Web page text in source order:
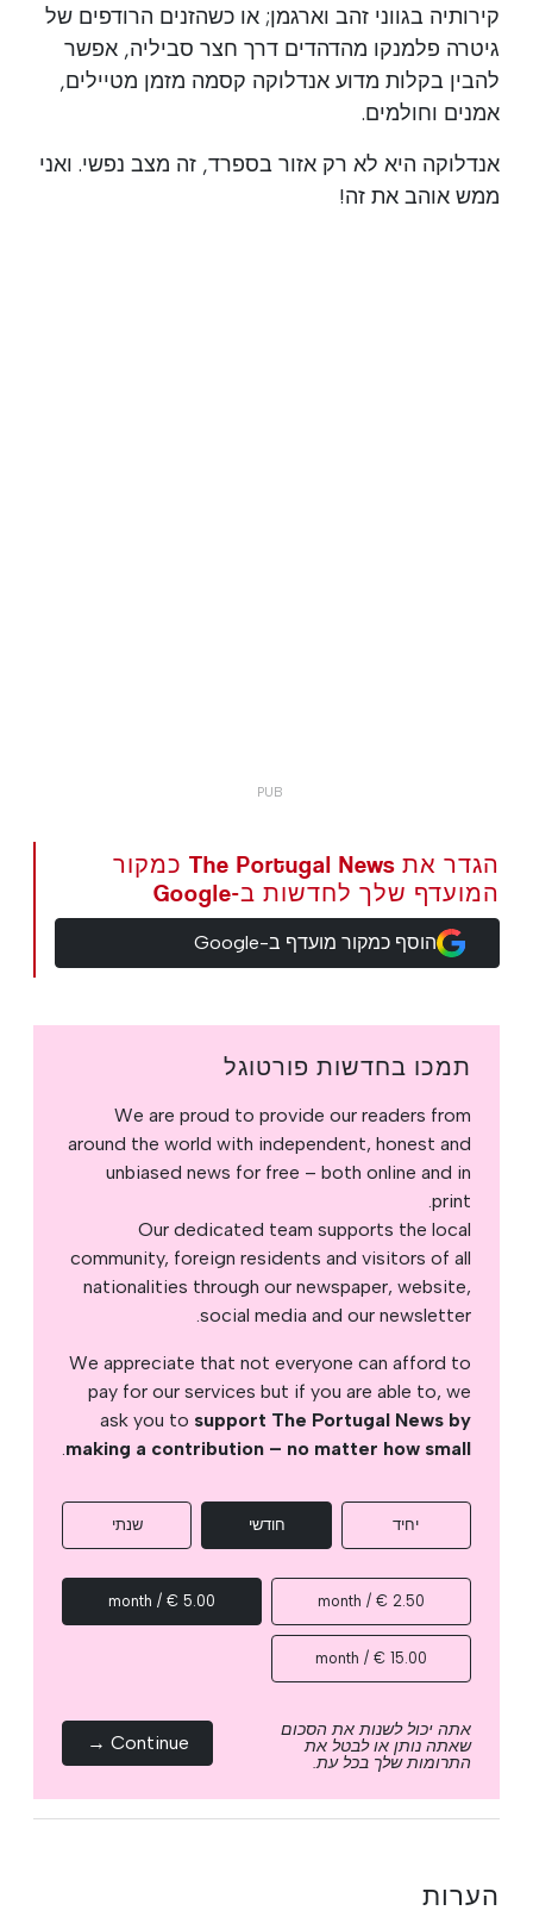
קירותיה בגווני זהב וארגמן; או כשהזנים הרודפים של
גיטרה פלמנקו מהדהדים דרך חצר סביליה, אפשר
להבין בקלות מדוע אנדלוקה קסמה מזמן מטיילים,
אמנים וחולמים.
אנדלוקה היא לא רק אזור בספרד, זה מצב נפשי. ואני
ממש אוהב את זה!
הגדר את The Portugal News כמקור
המועדף שלך לחדשות ב-Google
הוסף כמקור מועדף ב-Google
תמכו בחדשות פורטוגל
We are proud to provide our readers from
around the world with independent, honest and
unbiased news for free – both online and in
print.
Our dedicated team supports the local
community, foreign residents and visitors of all
nationalities through our newspaper, website,
social media and our newsletter.
We appreciate that not everyone can afford to
pay for our services but if you are able to, we
ask you to support The Portugal News by
making a contribution – no matter how small
.
יחיד חודשי שנתי
2.50 € / month
5.00 € / month
15.00 € / month
אתה יכול לשנות את הסכום
שאתה נותן או לבטל את
התרומות שלך בכל עת.
Continue →
הערות